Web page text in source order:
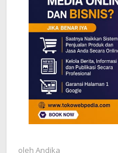
oleh Andika